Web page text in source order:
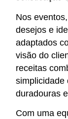
Nos
desejos e
adaptados
visão do
receitas
simplicidade
duradouras
Com uma